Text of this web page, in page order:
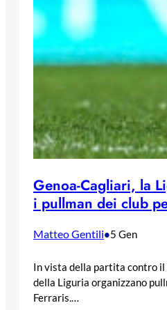
Genoa-Cagliari, la
i pullman dei club
Matteo Gentili•5 Gen
In vista della partita contro il
della Liguria organizzano
Ferraris.…